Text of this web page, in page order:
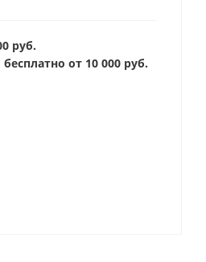
руб.
бесплатно от 10 000 руб.